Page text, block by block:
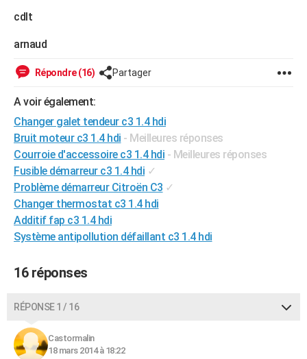
Dictionnaire
Biographies
Citations
Expressions
Proverbes
S'inscrire
Se connecter
Lycées
Collèges
Primaires
Universités
Entreprises
Service militaire
Avis de recherche
AVIS DE DÉCÈS
FORUM
Bricolage
Lifestyle
Culture
Sport
Auto
Television
Voyage
Cinema
cdlt
arnaud
Répondre (16) Partager
A voir également:
Changer galet tendeur c3 1.4 hdi
Bruit moteur c3 1.4 hdi - Meilleures réponses
Courroie d'accessoire c3 1.4 hdi - Meilleures réponses
Fusible démarreur c3 1.4 hdi ✓
Problème démarreur Citroën C3 ✓
Changer thermostat c3 1.4 hdi
Additif fap c3 1.4 hdi
Système antipollution défaillant c3 1.4 hdi
16 réponses
RÉPONSE 1 / 16
Castormalin
18 mars 2014 à 18:22